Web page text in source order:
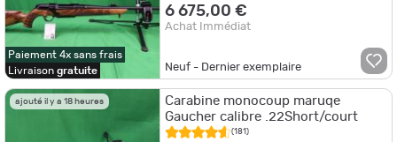
Paiement 4x sans frais
Livraison gratuite
6 675,00 €
Achat Immédiat
Neuf - Dernier exemplaire
ajouté il y a 18 heures
Carabine monocoup maruqe
Gaucher calibre .22Short/court
(181)